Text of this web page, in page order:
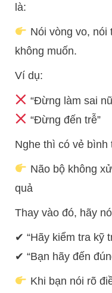
là:
Nói vòng vo,
không muốn.
Ví dụ:
“Đừng làm sai
“Đừng đến trễ”
Nghe thì có vẻ
Não bộ không
quả
Thay vào đó, hãy
✔ “Hãy kiểm tra kỹ
✔ “Bạn hãy đến
Khi bạn nói rõ